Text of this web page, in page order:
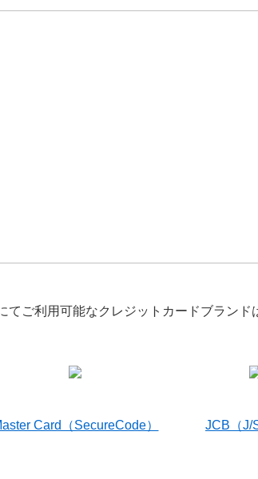
ご利用可能なクレジットカードブランド
Card（SecureCode） JCB（J/